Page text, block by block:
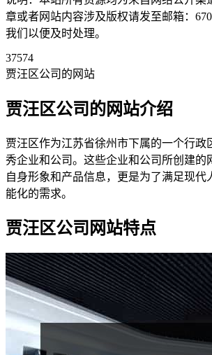
章或者网站内容涉及版权请发至邮箱：
我们以便及时处理。
37574
贾汪区公司的网站
贾汪区公司的网站介绍
贾汪区作为江苏省徐州市下属的一个行政
秀企业和公司。这些企业和公司所创建的
自身形象和产品信息，更是为了满足现代
能化的需求。
贾汪区公司网站特点